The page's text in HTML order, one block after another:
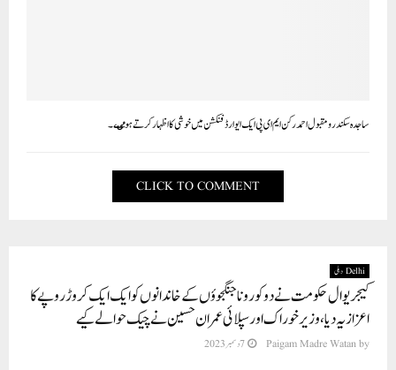
ساجدہ سکندر و مقبول احمد رکن ایم ای پی ایک ایوارڈ فنکشن میں خوشی کا اظہار کرتے ہوٸے۔
CLICK TO COMMENT
Delhi دہلی
کیجریوال حکومت نے دو کورونا جنگجوؤں کے خاندانوں کو ایک ایک کروڑ روپے کا
اعزازیہ دیا، وزیر خوراک اور سپلائی عمران حسین نے چیک حوالے کیے
by
Paigam Madre Watan 7 دسمبر 2023